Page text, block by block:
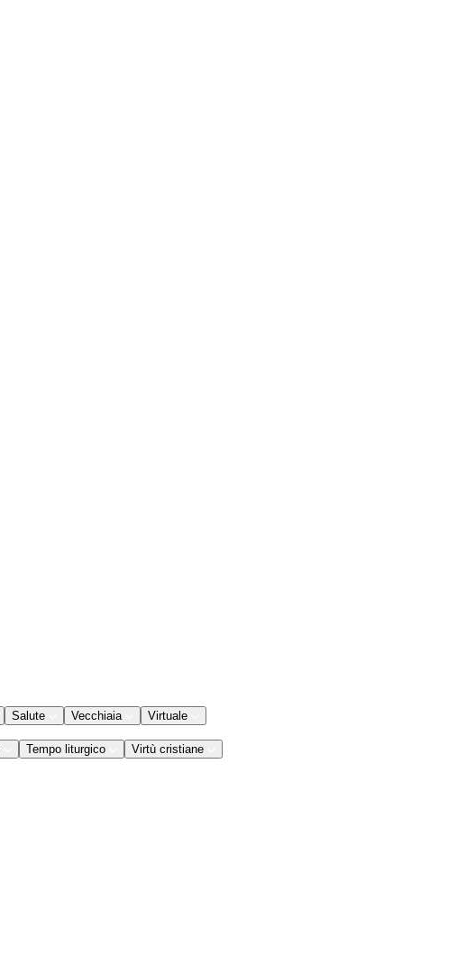
Salute Vecchiaia Virtuale
Tempo liturgico Virtù cristiane